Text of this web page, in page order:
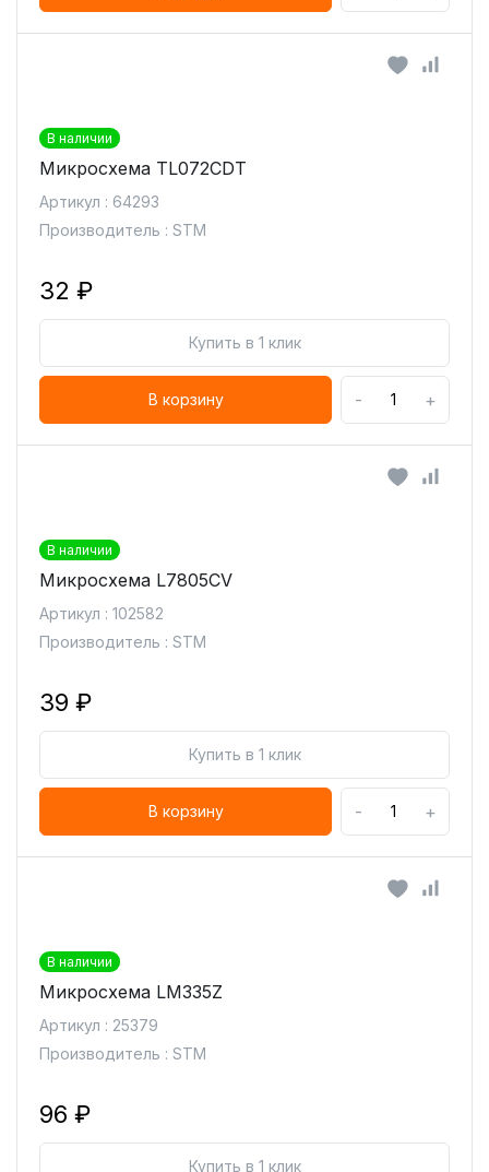
В наличии
Микросхема TL072CDT
Артикул : 64293
Производитель : STM
32 ₽
Купить в 1 клик
В корзину - +
В наличии
Микросхема L7805CV
Артикул : 102582
Производитель : STM
39 ₽
Купить в 1 клик
В корзину - +
В наличии
Микросхема LM335Z
Артикул : 25379
Производитель : STM
96 ₽
Купить в 1 клик